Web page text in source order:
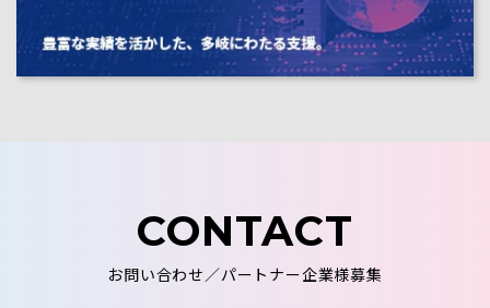
CONTACT
お問い合わせ／パートナー企業様募集